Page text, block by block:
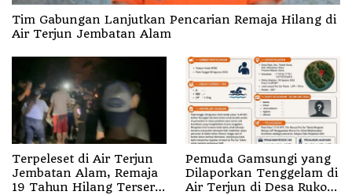
Tim Gabungan Lanjutkan Pencarian Remaja Hilang di
Air Terjun Jembatan Alam
Terpeleset di Air Terjun
Jembatan Alam, Remaja
19 Tahun Hilang Terseret
Pemuda Gamsungi yang
Dilaporkan Tenggelam di
Air Terjun di Desa Ruko